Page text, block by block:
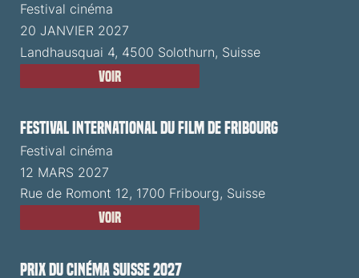
Festival cinéma
20 JANVIER 2027
Landhausquai 4, 4500 Solothurn, Suisse
Voir
Festival International du Film de Fribourg
Festival cinéma
12 MARS 2027
Rue de Romont 12, 1700 Fribourg, Suisse
Voir
Prix du Cinéma Suisse 2027